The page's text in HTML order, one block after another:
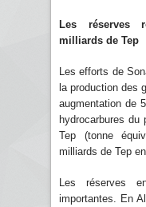
Les réserves
milliards de Tep
Les efforts de
la production des
augmentation de
hydrocarbures
Tep (tonne
milliards de Tep en
Les réserves
importantes. En